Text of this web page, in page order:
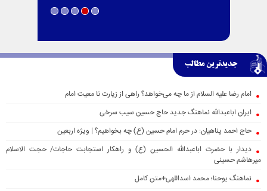
جدیدترین مطالب
امام رضا علیه السلام از ما چه می‌خواهد؟ راهی از زیارت تا معیت امام
ایران اباعبدالله نماهنگ جدید حاج حسین سیب سرخی
حاج احمد پناهیان: در حرم امام حسین (ع) چه بخواهیم؟ | ویژه اربعین
دیدار با حضرت اباعبدالله الحسین (ع) و راهکار استجابت حاجات/ حجت الاسلام
میرهاشم حسینی
نماهنگ یوحنا؛ محمد اسداللهی+متن کامل